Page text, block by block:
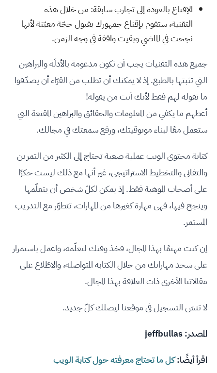
الإقناع بالعودة إلى تجارب سابقة: من خلال هذه
التقنية، ستقوم بإقناع جمهورك بقبول حجّة معيّنة لأنها
نجحت في الماضي وبقيت واقفة في وجه الزمن.
جميع هذه التقنيات يجب أن تكون مدعومة بالأدلّة والبراهين
التي تثبتها بالطبع. إذ لا يمكنك أن تطلب من القرّاء أن يصدّقوا
ما تقوله لهم فقط لأنك أنت من يقوله!
أعطهم ما يكفي من المعلومات والحقائق والبراهين المقنعة التي
ستعمل معًا لبناء موثوقيتك، ورفع سمعتك في مجالك.
كتابة محتوى الويب عملية صعبة تحتاج إلى الكثير من التمرين
والتفاني والتخطيط الاستراتيجي، غير أنها مع ذلك ليست حكرًا
على أصحاب الموهبة فقط. إذ يمكن لكلّ شخص أن يتعلّمها
وينجح فيها، فهي مهارة كغيرها من المهارات، تتطوّر مع التدريب
المستمر.
إن كنت مهتمًا بهذا المجال، فخذ وقتك لتعلّمه، واعمل باستمرار
على شحذ مهاراتك من خلال الكتابة المتواصلة، والاطّلاع على
مقالاتنا الأخرى ذات العلاقة بهذا المجال.
لا تنسَ التسجيل في موقعنا ليصلك كلّ جديد.
المصدر:jeffbullas
اقرأ أيضًا:كل ما تحتاج معرفته حول كتابة الويب